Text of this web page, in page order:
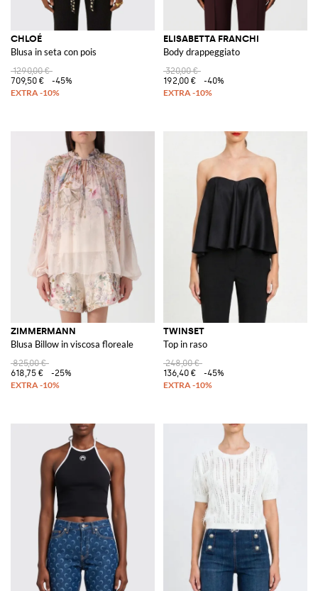
CHLOÉ
Blusa in seta con pois
1290,00 €
709,50 €
-45%
ELISABETTA FRANCHI
Body drappeggiato
320,00 €
192,00 €
-40%
ZIMMERMANN
Blusa Billow in viscosa floreale
825,00 €
618,75 €
-25%
TWINSET
Top in raso
248,00 €
136,40 €
-45%